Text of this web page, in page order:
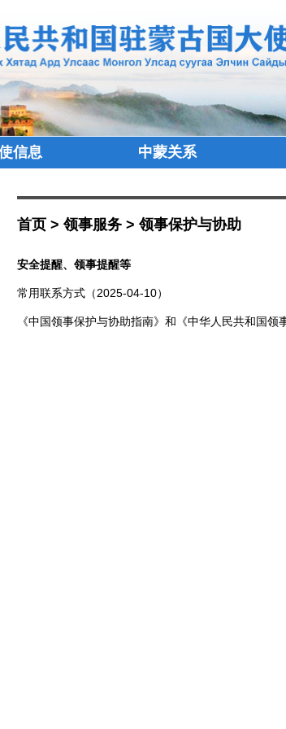
信息 中蒙关系
首页>领事服务>领事保护与协助
安全提醒、领事提醒等
常用联系方式（2025-04-10）
《中国领事保护与协助指南》和《中华人民共和国领